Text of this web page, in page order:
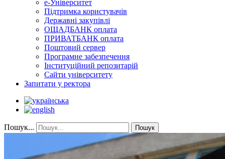
е-Університет
Підтримка користувачів
Державні закупівлі
ОЩАДБАНК оплата
ПРИВАТБАНК оплата
Поштовий сервер
Програмне забезпечення
Інституційний репозитарій
Сайти університету
Запитати у ректора
Пошук... Пошук